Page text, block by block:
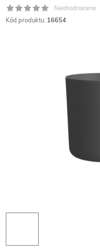
Neohodnoceno
Kód produktu: 16654